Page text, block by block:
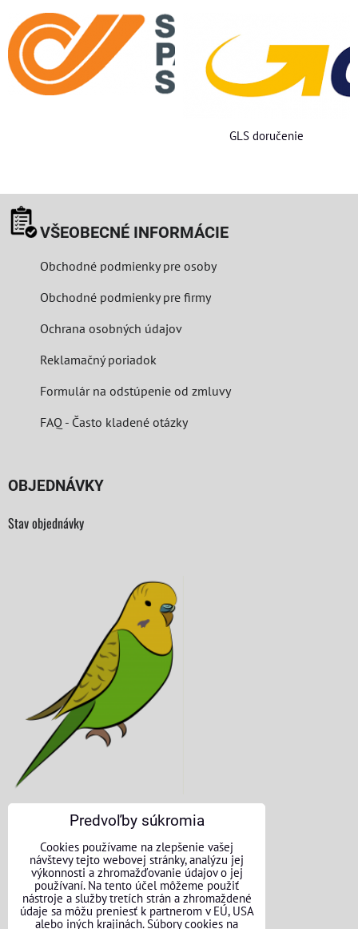
GLS doručenie
VŠEOBECNÉ INFORMÁCIE
Obchodné podmienky pre osoby
Obchodné podmienky pre firmy
Ochrana osobných údajov
Reklamačný poriadok
Formulár na odstúpenie od zmluvy
FAQ - Často kladené otázky
OBJEDNÁVKY
Stav objednávky
O nás
Kontakt
Predvoľby súkromia
Cookies používame na zlepšenie vašej
návštevy tejto webovej stránky, analýzu jej
výkonnosti a zhromažďovanie údajov o jej
používaní. Na tento účel môžeme použiť
nástroje a služby tretích strán a zhromaždené
údaje sa môžu preniesť k partnerom v EÚ, USA
alebo iných krajinách. Súbory cookies na